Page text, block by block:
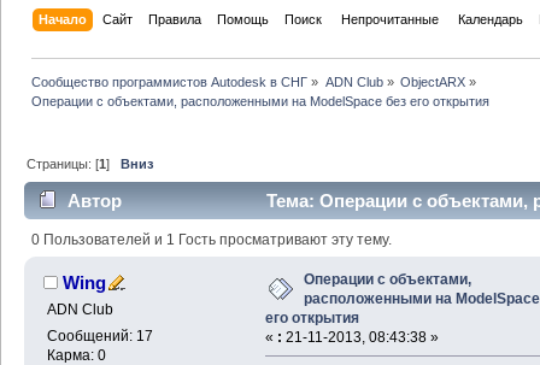
Начало Сайт Правила Помощь Поиск Непрочитанные Календарь
Сообщество программистов Autodesk в СНГ » ADN Club» ObjectARX»
Операции с объектами, расположенными на ModelSpace без его открытия
Страницы: [1]Вниз
Автор
Тема: Операции с объектами,
его открытия (Прочитано 46191 раз)
0 Пользователей и 1 Гость просматривают эту тему.
Wing
ADN Club
Сообщений: 17
Карма: 0
Операции с объектами,
расположенными на
его открытия
« : 21-11-2013, 08:43:38 »